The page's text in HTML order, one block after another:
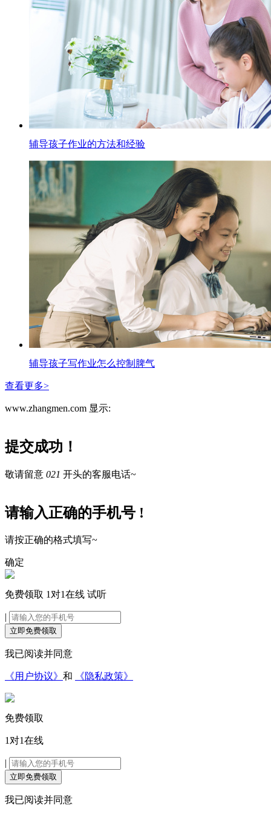
辅导孩子作业的方法和经验
辅导孩子写作业怎么控制脾气
查看更多>
www.zhangmen.com 显示:
提交成功！
敬请留意 021 开头的客服电话~
请输入正确的手机号 !
请按正确的格式填写~
确定
免费领取 1对1在线 试听
|
立即免费领取
我已阅读并同意
《用户协议》 和 《隐私政策》
免费领取
1对1在线
|
立即免费领取
我已阅读并同意